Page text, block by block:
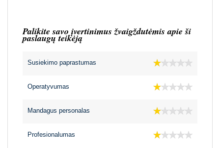
Palikite savo įvertinimus žvaigždutėmis apie ši
paslaugų teikėją
Susiekimo paprastumas
Operatyvumas
Mandagus personalas
Profesionalumas